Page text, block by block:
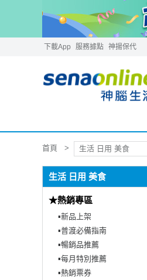
下載App 服務據點 神揚保代
首頁 生活 日用 美食
生活 日用 美食
★熱銷專區
▪︎新品上架
▪︎普渡必備指南
▪︎暢銷品推薦
▪︎每月特別推薦
▪︎熱銷票券